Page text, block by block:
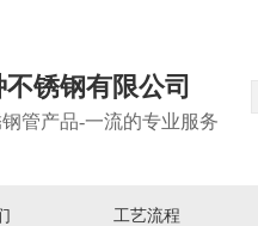
锈钢有限公司
管产品-一流的专业服务
工艺流程